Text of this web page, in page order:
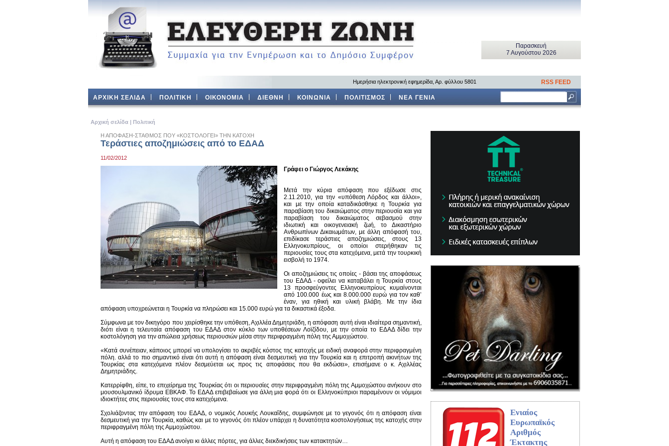
Παρασκευή
7 Αυγούστου 2026
Ημερήσια ηλεκτρονική εφημερίδα, Αρ. φύλλου 5801 RSS FEED
ΑΡΧΙΚΗ ΣΕΛΙΔΑ ΠΟΛΙΤΙΚΗ ΟΙΚΟΝΟΜΙΑ ΔΙΕΘΝΗ ΚΟΙΝΩΝΙΑ ΠΟΛΙΤΙΣΜΟΣ ΝΕΑ ΓΕΝΙΑ
Aρχική σελίδα | Πολιτική
Η ΑΠΟΦΑΣΗ-ΣΤΑΘΜΟΣ ΠΟΥ «ΚΟΣΤΟΛΟΓΕΙ» ΤΗΝ ΚΑΤΟΧΗ
Τεράστιες αποζημιώσεις από το ΕΔΑΔ
11/02/2012
Γράφει ο Γιώργος Λεκάκης
Μετά την κύρια απόφαση που εξέδωσε στις
2.11.2010, για την «υπόθεση Λόρδος και άλλοι»,
και με την οποία καταδικάσθηκε η Τουρκία για
παραβίαση του δικαιώματος στην περιουσία και για
παραβίαση του δικαιώματος σεβασμού στην
ιδιωτική και οικογενειακή ζωή, το Δικαστήριο
Ανθρωπίνων Δικαιωμάτων, με άλλη απόφασή του,
επιδίκασε τεράστιες αποζημιώσεις, στους 13
Ελληνοκυπρίους, οι οποίοι στερήθηκαν τις
περιουσίες τους στα κατεχόμενα, μετά την τουρκική
εισβολή το 1974.
Οι αποζημιώσεις τις οποίες - βάσει της αποφάσεως
του ΕΔΑΔ - οφείλει να καταβάλει η Τουρκία στους
13 προσφεύγοντες Ελληνοκυπρίους κυμαίνονται
από 100.000 έως και 8.000.000 ευρώ για τον καθ’
έναν, για ηθική και υλική βλάβη. Με την ίδια
απόφαση υποχρεώνεται η Τουρκία να πληρώσει και 15.000 ευρώ για τα δικαστικά έξοδα.
Σύμφωνα με τον δικηγόρο που χειρίσθηκε την υπόθεση, Αχιλλέα Δημητριάδη, η απόφαση αυτή είναι ιδιαίτερα σημαντική,
διότι είναι η τελευταία απόφαση του ΕΔΑΔ στον κύκλο των υποθέσεων Λοϊζίδου, με την οποία το ΕΔΑΔ δίδει την
κοστολόγηση για την απώλεια χρήσεως περιουσιών μέσα στην περιφραγμένη πόλη της Αμμοχώστου.
«Κατά συνέπειαν, κάποιος μπορεί να υπολογίσει το ακριβές κόστος της κατοχής με ειδική αναφορά στην περιφραγμένη
πόλη. αλλά το πιο σημαντικό είναι ότι αυτή η απόφαση είναι δεσμευτική για την Τουρκία και η επιτροπή ακινήτων της
Τουρκίας στα κατεχόμενα πλέον δεσμεύεται ως προς τις αποφάσεις που θα εκδώσει», επισήμανε ο κ. Αχιλλέας
Δημητριάδης.
Κατερρίφθη, είπε, το επιχείρημα της Τουρκίας ότι οι περιουσίες στην περιφραγμένη πόλη της Αμμοχώστου ανήκουν στο
μουσουλμανικό ίδρυμα ΕΒΚΑΦ. Το ΕΔΑΔ επιβεβαίωσε για άλλη μια φορά ότι οι Ελληνοκύπριοι παραμένουν οι νόμιμοι
ιδιοκτήτες στις περιουσίες τους στα κατεχόμενα.
Σχολιάζοντας την απόφαση του ΕΔΑΔ, ο νομικός Λουκής Λουκαΐδης, συμφώνησε με το γεγονός ότι η απόφαση είναι
δεσμευτική για την Τουρκία, καθώς και με το γεγονός ότι πλέον υπάρχει η δυνατότητα κοστολογήσεως της κατοχής στην
περιφραγμένη πόλη της Αμμοχώστου.
Αυτή η απόφαση του ΕΔΑΔ ανοίγει κι άλλες πόρτες, για άλλες διεκδικήσεις των κατακτητών…
Ενιαίος
Ευρωπαϊκός
Αριθμός
Έκτακτης